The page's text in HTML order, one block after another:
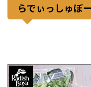
らでぃっしゅぼ